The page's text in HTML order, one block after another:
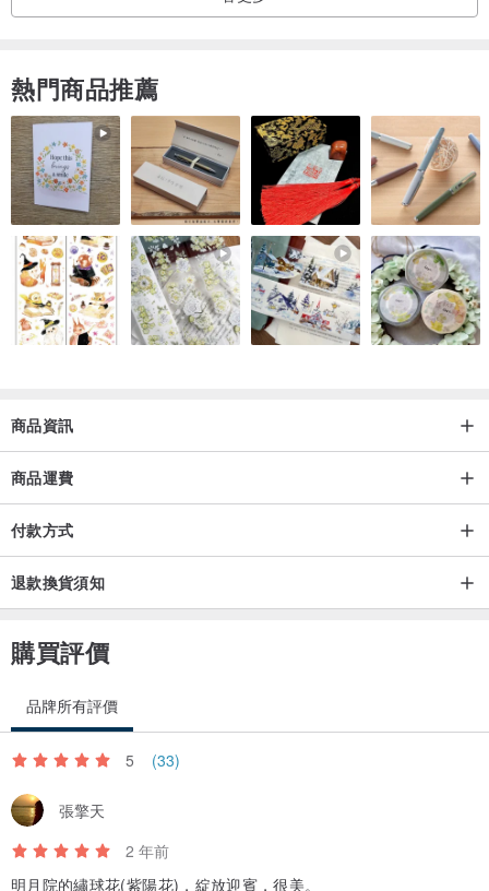
熱門商品推薦
商品資訊
商品運費
付款方式
退款換貨須知
購買評價
品牌所有評價
5 (33)
張擎天
2 年前
明月院的繡球花(紫陽花)，綻放迎賓，很美。